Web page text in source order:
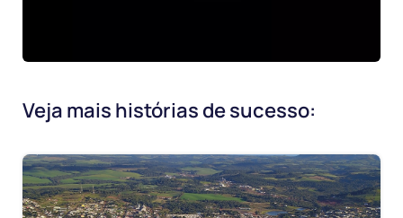
Veja mais histórias de sucesso: